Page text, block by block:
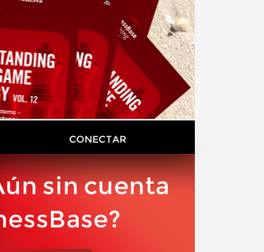
CONECTAR
sin cuenta